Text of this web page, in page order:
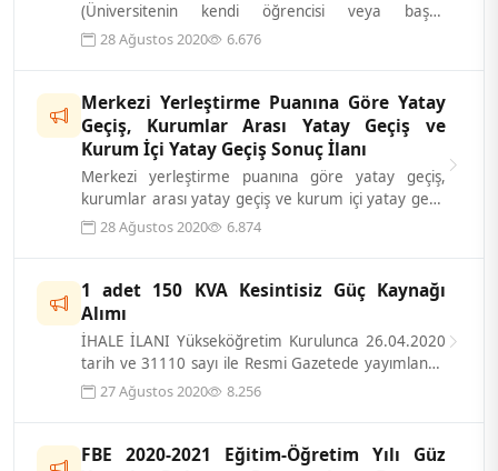
(Üniversitenin kendi öğrencisi veya başka
üniversitenin öğrencisi olup ayrılanların veya ili...
28 Ağustos 2020 6.676
Merkezi Yerleştirme Puanına Göre Yatay
Geçiş, Kurumlar Arası Yatay Geçiş ve
Kurum İçi Yatay Geçiş Sonuç İlanı
Merkezi yerleştirme puanına göre yatay geçiş,
kurumlar arası yatay geçiş ve kurum içi yatay geçiş
sonuçları ektedir.
28 Ağustos 2020 6.874
1 adet 150 KVA Kesintisiz Güç Kaynağı
Alımı
İHALE İLANI Yükseköğretim Kurulunca 26.04.2020
tarih ve 31110 sayı ile Resmi Gazetede yayımlanan
Konya Gıda ve Tarım Üniversit...
27 Ağustos 2020 8.256
FBE 2020-2021 Eğitim-Öğretim Yılı Güz